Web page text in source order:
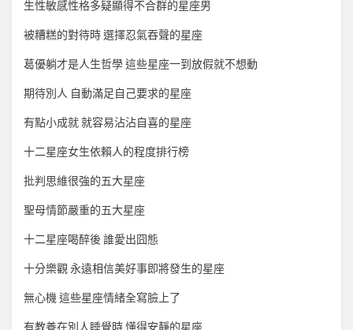
生性敏感性格多疑顯得不合群的星座男
被糟糕的對待時 選擇忍氣吞聲的星座
葛優躺才是人生哲學 這些星座一到放假就不想動
期待別人 自動滿足自己要求的星座
有點小成就 就容易沾沾自喜的星座
十二星座女生依賴人的程度排行榜
批判思維很強的五大星座
聖母情節嚴重的五大星座
十二星座喝醉後 誰愛出囧態
十分樂觀 永遠相信美好事即將發生的星座
無心機 這些星座情緒全寫臉上了
有教養在別人睡覺時 懂得安靜的星座